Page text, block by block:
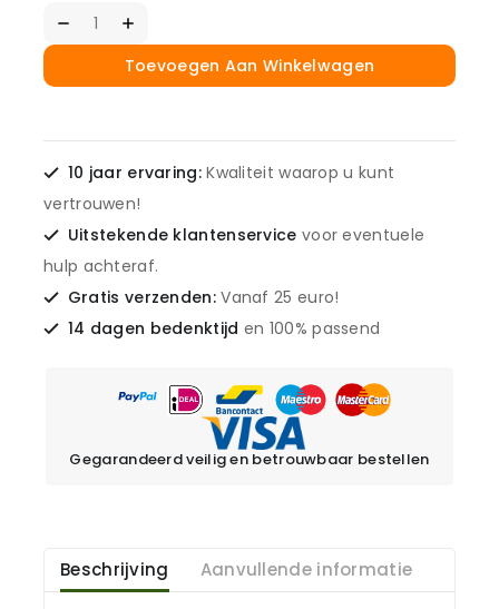
Toevoegen Aan Winkelwagen
10 jaar ervaring:Kwaliteit waarop u kunt
vertrouwen!
Uitstekende klantenservice voor eventuele
hulp achteraf.
Gratis verzenden:Vanaf 25 euro!
14 dagen bedenktijd en 100% passend
Gegarandeerd veilig en betrouwbaar bestellen
Beschrijving Aanvullende informatie